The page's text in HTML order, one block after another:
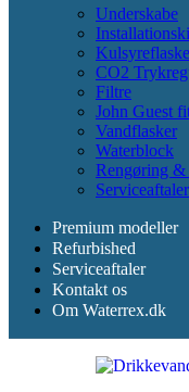
Underskabe
CO2
Filtre
John Guest
Vandflasker
Waterblock
Rengøring &
Serviceaftaler
Premium modeller
Refurbished
Serviceaftaler
Kontakt os
Om Waterrex.dk